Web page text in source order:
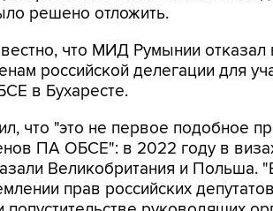
решено отложить.
что МИД Румынии отказал
российской делегации для
в Бухаресте.
что "это не первое подобное
ПА ОБСЕ": в 2022 году в
Великобритания и Польша.
прав российских